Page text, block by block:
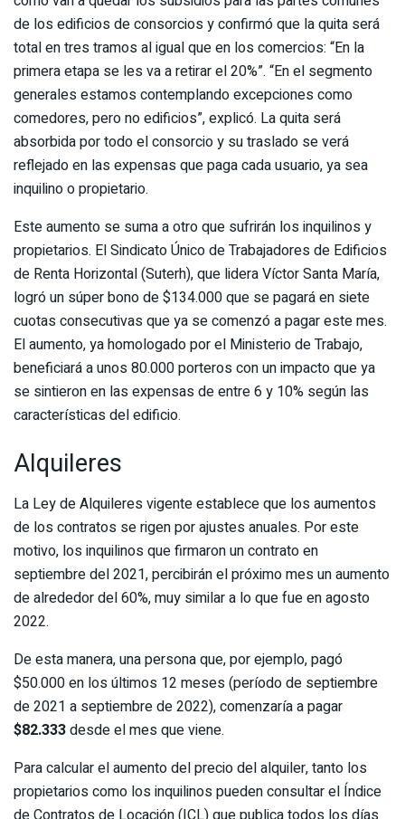
de los edificios de consorcios y confirmó que la quita será
total en tres tramos al igual que en los comercios: “En la
primera etapa se les va a retirar el 20%”. “En el segmento
generales estamos contemplando excepciones como
comedores, pero no edificios”, explicó. La quita será
absorbida por todo el consorcio y su traslado se verá
reflejado en las expensas que paga cada usuario, ya sea
inquilino o propietario.
Este aumento se suma a otro que sufrirán los inquilinos y
propietarios. El Sindicato Único de Trabajadores de Edificios
de Renta Horizontal (Suterh), que lidera Víctor Santa María,
logró un súper bono de $134.000 que se pagará en siete
cuotas consecutivas que ya se comenzó a pagar este mes.
El aumento, ya homologado por el Ministerio de Trabajo,
beneficiará a unos 80.000 porteros con un impacto que ya
se sintieron en las expensas de entre 6 y 10% según las
características del edificio.
Alquileres
La Ley de Alquileres vigente establece que los aumentos
de los contratos se rigen por ajustes anuales. Por este
motivo, los inquilinos que firmaron un contrato en
septiembre del 2021, percibirán el próximo mes un aumento
de alrededor del 60%, muy similar a lo que fue en agosto
2022.
De esta manera, una persona que, por ejemplo, pagó
$50.000 en los últimos 12 meses (período de septiembre
de 2021 a septiembre de 2022), comenzaría a pagar
$82.333desde el mes que viene.
Para calcular el aumento del precio del alquiler, tanto los
propietarios como los inquilinos pueden consultar el Índice